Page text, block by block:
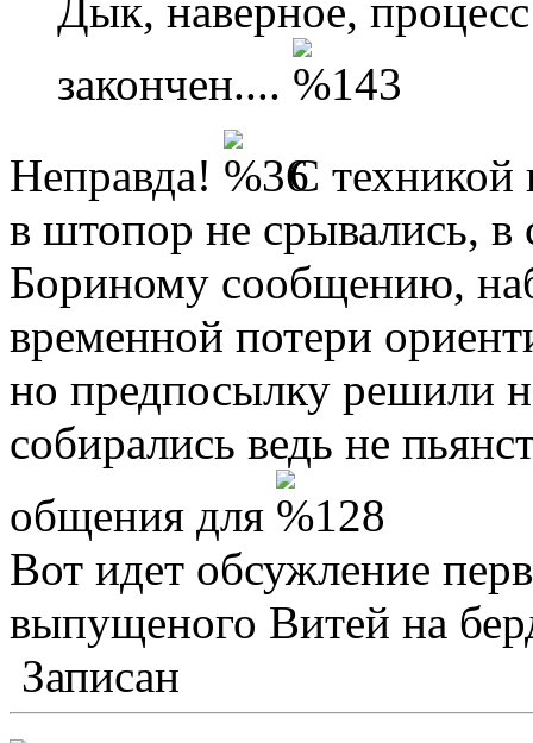
Дык, наверное,
закончен....
Неправда!
С техникой
в штопор не срывались, в
Бориному сообщению,
временной потери
но предпосылку решили
собирались ведь не
общения для
Вот идет обсужление
выпущеного Витей на
Записан